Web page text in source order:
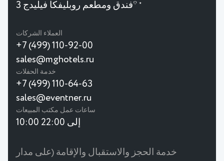
فندق ومطعم روبليفكا فيليدج 3* ★
العملاء الشركات
+7 (499) 110-92-00
sales@mghotels.ru
خدمة الحفلات
+7 (499) 110-64-63
sales@eventner.ru
ساعات عمل مكتب المبيعات
10:00 إلى 22:00
خدمة الحجز والاستقبال والإقامة (على مدار